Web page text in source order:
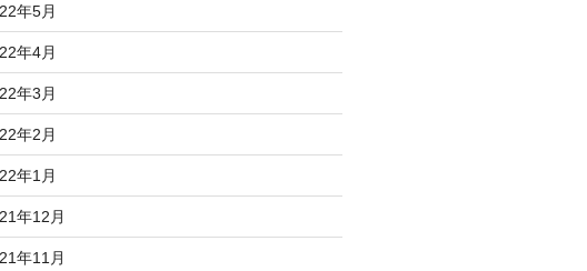
年5月
年4月
年3月
年2月
年1月
年12月
年11月